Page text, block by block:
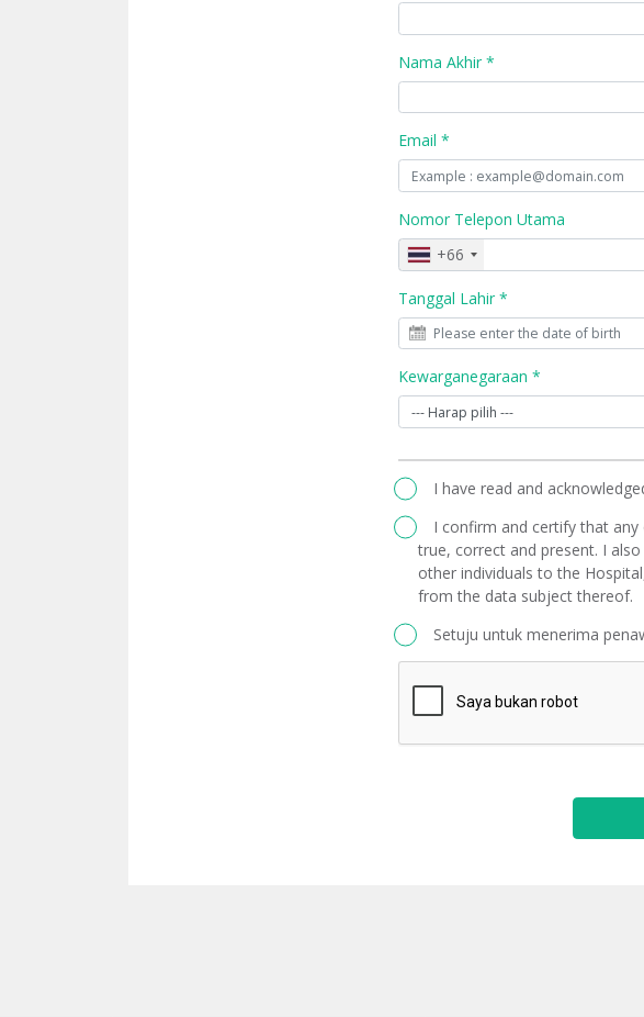
Nama Akhir *
Email *
Nomor Telepon Utama
+66
Tanggal Lahir *
Kewarganegaraan *
I have read and
I confirm and certify that
true, correct and present. I
other individuals to the
from the data subject thereof.
Setuju untuk menerima